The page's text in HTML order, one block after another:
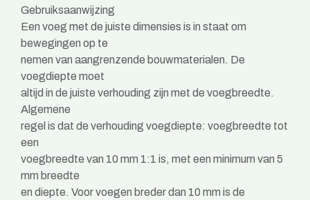
Gebruiksaanwijzing
Een voeg met de juiste dimensies is in staat om
bewegingen op te
nemen van aangrenzende bouwmaterialen. De
voegdiepte moet
altijd in de juiste verhouding zijn met de voegbreedte.
Algemene
regel is dat de verhouding voegdiepte: voegbreedte tot
een
voegbreedte van 10 mm 1:1 is, met een minimum van 5
mm breedte
en diepte. Voor voegen breder dan 10 mm is de